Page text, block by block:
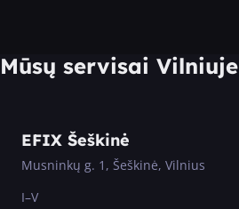
Mūsų servisai Vilniuje
EFIX Šeškinė
Musninkų g. 1, Šeškinė, Vilnius
I–V